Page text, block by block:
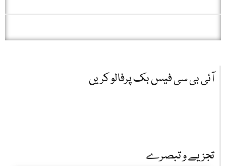
آئی بی سی فیس بک پرفالو کریں
تجزیے و تبصرے